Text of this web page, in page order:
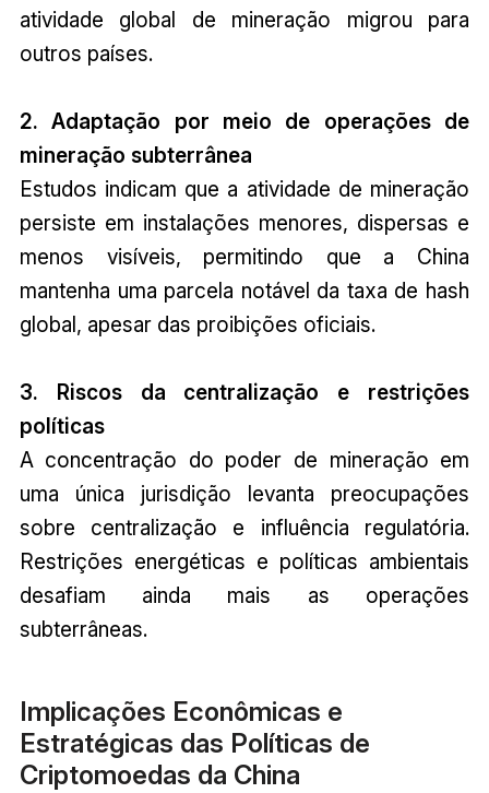
atividade global de mineração migrou para
outros países.
2. Adaptação por meio de operações de
mineração subterrânea
Estudos indicam que a atividade de mineração
persiste em instalações menores, dispersas e
menos visíveis, permitindo que a China
mantenha uma parcela notável da taxa de hash
global, apesar das proibições oficiais.
3. Riscos da centralização e restrições
políticas
A concentração do poder de mineração em
uma única jurisdição levanta preocupações
sobre centralização e influência regulatória.
Restrições energéticas e políticas ambientais
desafiam ainda mais as operações
subterrâneas.
Implicações Econômicas e
Estratégicas das Políticas de
Criptomoedas da China